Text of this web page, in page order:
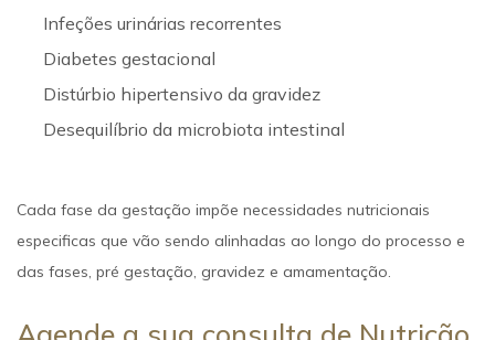
Infeções urinárias recorrentes
Diabetes gestacional
Distúrbio hipertensivo da gravidez
Desequilíbrio da microbiota intestinal
Cada fase da gestação impõe necessidades nutricionais
especificas que vão sendo alinhadas ao longo do processo e
das fases, pré gestação, gravidez e amamentação.